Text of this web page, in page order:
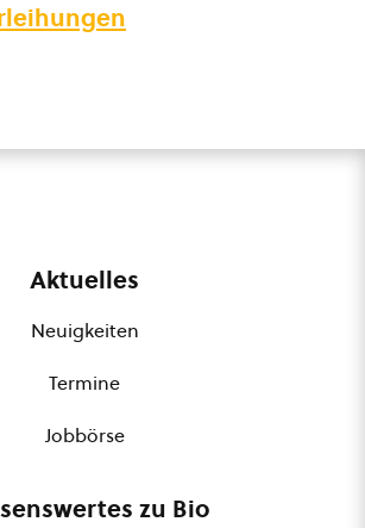
Aktuelles
Neuigkeiten
Termine
Jobbörse
zu Bio